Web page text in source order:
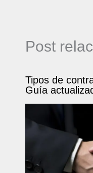
Post
Tipos de
Guía